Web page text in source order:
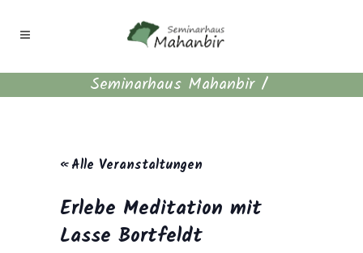
Seminarhaus Mahanbir/
« Alle Veranstaltungen
Erlebe Meditation mit
Lasse Bortfeldt